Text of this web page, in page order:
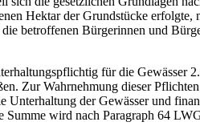
Hektar der Grundstücke
betroffenen Bürgerinnen und
für die Gewässer
Zur Wahrnehmung dieser
der Gewässer und
Summe wird nach Paragraph 64